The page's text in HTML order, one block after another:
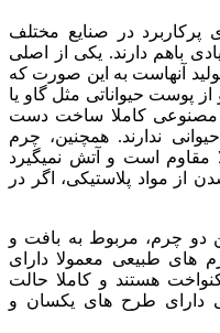
در صنایع مختلف
باهم دارند. یکی از اصلی
آنهاست به این صورت که
پوست حیواناتی مثل گاو یا
مصنوعی کاملا ساخت دست
ندارند. همچنین، چرم
مقاوم است و آتش نمیگیرد
مواد پلاستیکی، اگر در
دو چرم، مربوط به بافت و
طبیعی معمولا دارای
هستند و کاملا حالت
دارای طرح های یکسان و